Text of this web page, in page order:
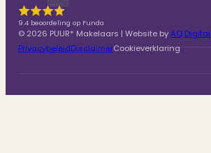
9.4 beoordeling op Funda
© 2026 PUUR* Makelaars | Website byAQ Digital
PrivacybeleidDisclaimerCookieverklaring